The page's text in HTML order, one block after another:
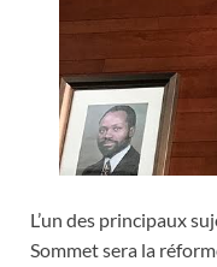
L’un des principaux
Sommet sera la